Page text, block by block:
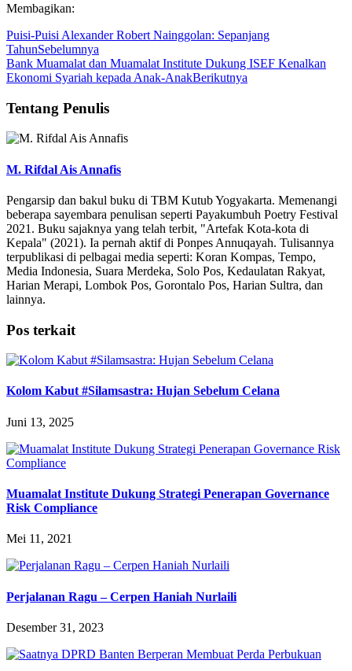
Membagikan:
Puisi-Puisi Alexander Robert Nainggolan: Sepanjang
TahunSebelumnya
Bank Muamalat dan Muamalat Institute Dukung ISEF Kenalkan
Ekonomi Syariah kepada Anak-AnakBerikutnya
Tentang Penulis
M. Rifdal Ais Annafis
Pengarsip dan bakul buku di TBM Kutub Yogyakarta. Memenangi
beberapa sayembara penulisan seperti Payakumbuh Poetry Festival
2021. Buku sajaknya yang telah terbit, "Artefak Kota-kota di
Kepala" (2021). Ia pernah aktif di Ponpes Annuqayah. Tulisannya
terpublikasi di pelbagai media seperti: Koran Kompas, Tempo,
Media Indonesia, Suara Merdeka, Solo Pos, Kedaulatan Rakyat,
Harian Merapi, Lombok Pos, Gorontalo Pos, Harian Sultra, dan
lainnya.
Pos terkait
Kolom Kabut #Silamsastra: Hujan Sebelum Celana
Juni 13, 2025
Muamalat Institute Dukung Strategi Penerapan Governance
Risk Compliance
Mei 11, 2021
Perjalanan Ragu – Cerpen Haniah Nurlaili
Desember 31, 2023